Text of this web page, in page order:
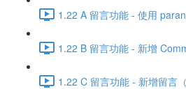
1.22 A 留言功能 - 使用
1.22 B 留言功能 - 新增
1.22 C 留言功能 - 新增留言